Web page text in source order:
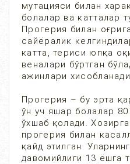
мутацияси билан
болалар ва катталар
Прогерия билан
сайёралик
катта, териси юпқа
веналари бўртган
ажинлари
Прогерия – бу эрта
ўн уч яшар болалар
ўхшаб қолади.
прогерия билан
қайд этилган.
давомийлиги 13 ёшга